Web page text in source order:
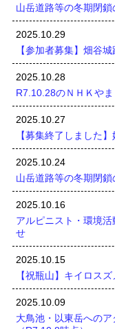
山岳道路等の冬期閉鎖
2025.10.29
【参加者募集】畑谷
2025.10.28
R7.10.28のＮＨＫや
2025.10.27
【募集終了しました
2025.10.24
山岳道路等の冬期閉鎖
2025.10.16
アルピニスト・環境
せ
2025.10.15
【祝瓶山】キイロス
2025.10.09
大鳥池・以東岳への